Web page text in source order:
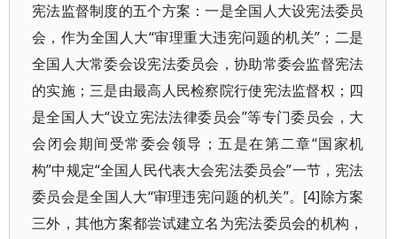
宪法监督制度的五个方案：一是全国人大设宪法委员
会，作为全国人大“审理重大违宪问题的机关”；二是
全国人大常委会设宪法委员会，协助常委会监督宪法
的实施；三是由最高人民检察院行使宪法监督权；四
是全国人大“设立宪法法律委员会”等专门委员会，大
会闭会期间受常委会领导；五是在第二章“国家机
构”中规定“全国人民代表大会宪法委员会”一节，宪法
委员会是全国人大“审理违宪问题的机关”。[4]除方案
三外，其他方案都尝试建立名为宪法委员会的机构，